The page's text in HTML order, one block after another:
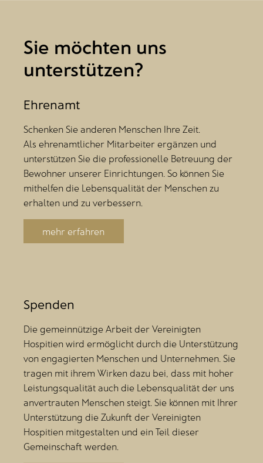
Sie möchten uns
unterstützen?
Ehrenamt
Schenken Sie anderen Menschen Ihre Zeit.
Als ehrenamtlicher Mitarbeiter ergänzen und
unterstützen Sie die professionelle Betreuung der
Bewohner unserer Einrichtungen. So können Sie
mithelfen die Lebensqualität der Menschen zu
erhalten und zu verbessern.
mehr erfahren
Spenden
Die gemeinnützige Arbeit der Vereinigten
Hospitien wird ermöglicht durch die Unterstützung
von engagierten Menschen und Unternehmen. Sie
tragen mit ihrem Wirken dazu bei, dass mit hoher
Leistungsqualität auch die Lebensqualität der uns
anvertrauten Menschen steigt. Sie können mit Ihrer
Unterstützung die Zukunft der Vereinigten
Hospitien mitgestalten und ein Teil dieser
Gemeinschaft werden.